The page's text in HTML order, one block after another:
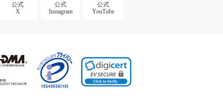
公式
X
公式
Instagram
公式
YouTube